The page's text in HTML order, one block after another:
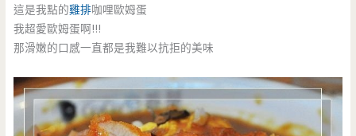
這是我點的雞排咖哩歐姆蛋
我超愛歐姆蛋啊!!!
那滑嫩的口感一直都是我難以抗拒的美味